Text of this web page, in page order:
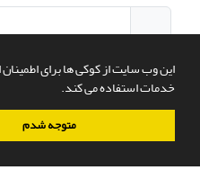
این وب سایت از کوکی ها برای اطمینان
خدمات استفاده می کند.
متوجه شدم
سامانه مدیریت نشریات علمی.